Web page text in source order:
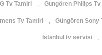
Tv Tamiri , Güngören Philips Tv
Tv Tamiri , Güngören Sony
İstanbul tv servisi ,